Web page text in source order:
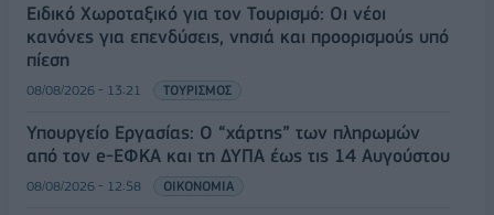
Ειδικό Χωροταξικό για τον Τουρισμό: Οι νέοι
κανόνες για επενδύσεις, νησιά και προορισμούς υπό
πίεση
08/08/2026 - 13:21 ΤΟΥΡΙΣΜΟΣ
Υπουργείο Εργασίας: Ο “χάρτης” των πληρωμών
από τον e-ΕΦΚΑ και τη ΔΥΠΑ έως τις 14 Αυγούστου
08/08/2026 - 12:58 ΟΙΚΟΝΟΜΙΑ